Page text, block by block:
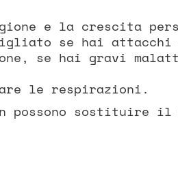
e la crescita
se hai
se hai gravi
le respirazioni.
possono sostituire